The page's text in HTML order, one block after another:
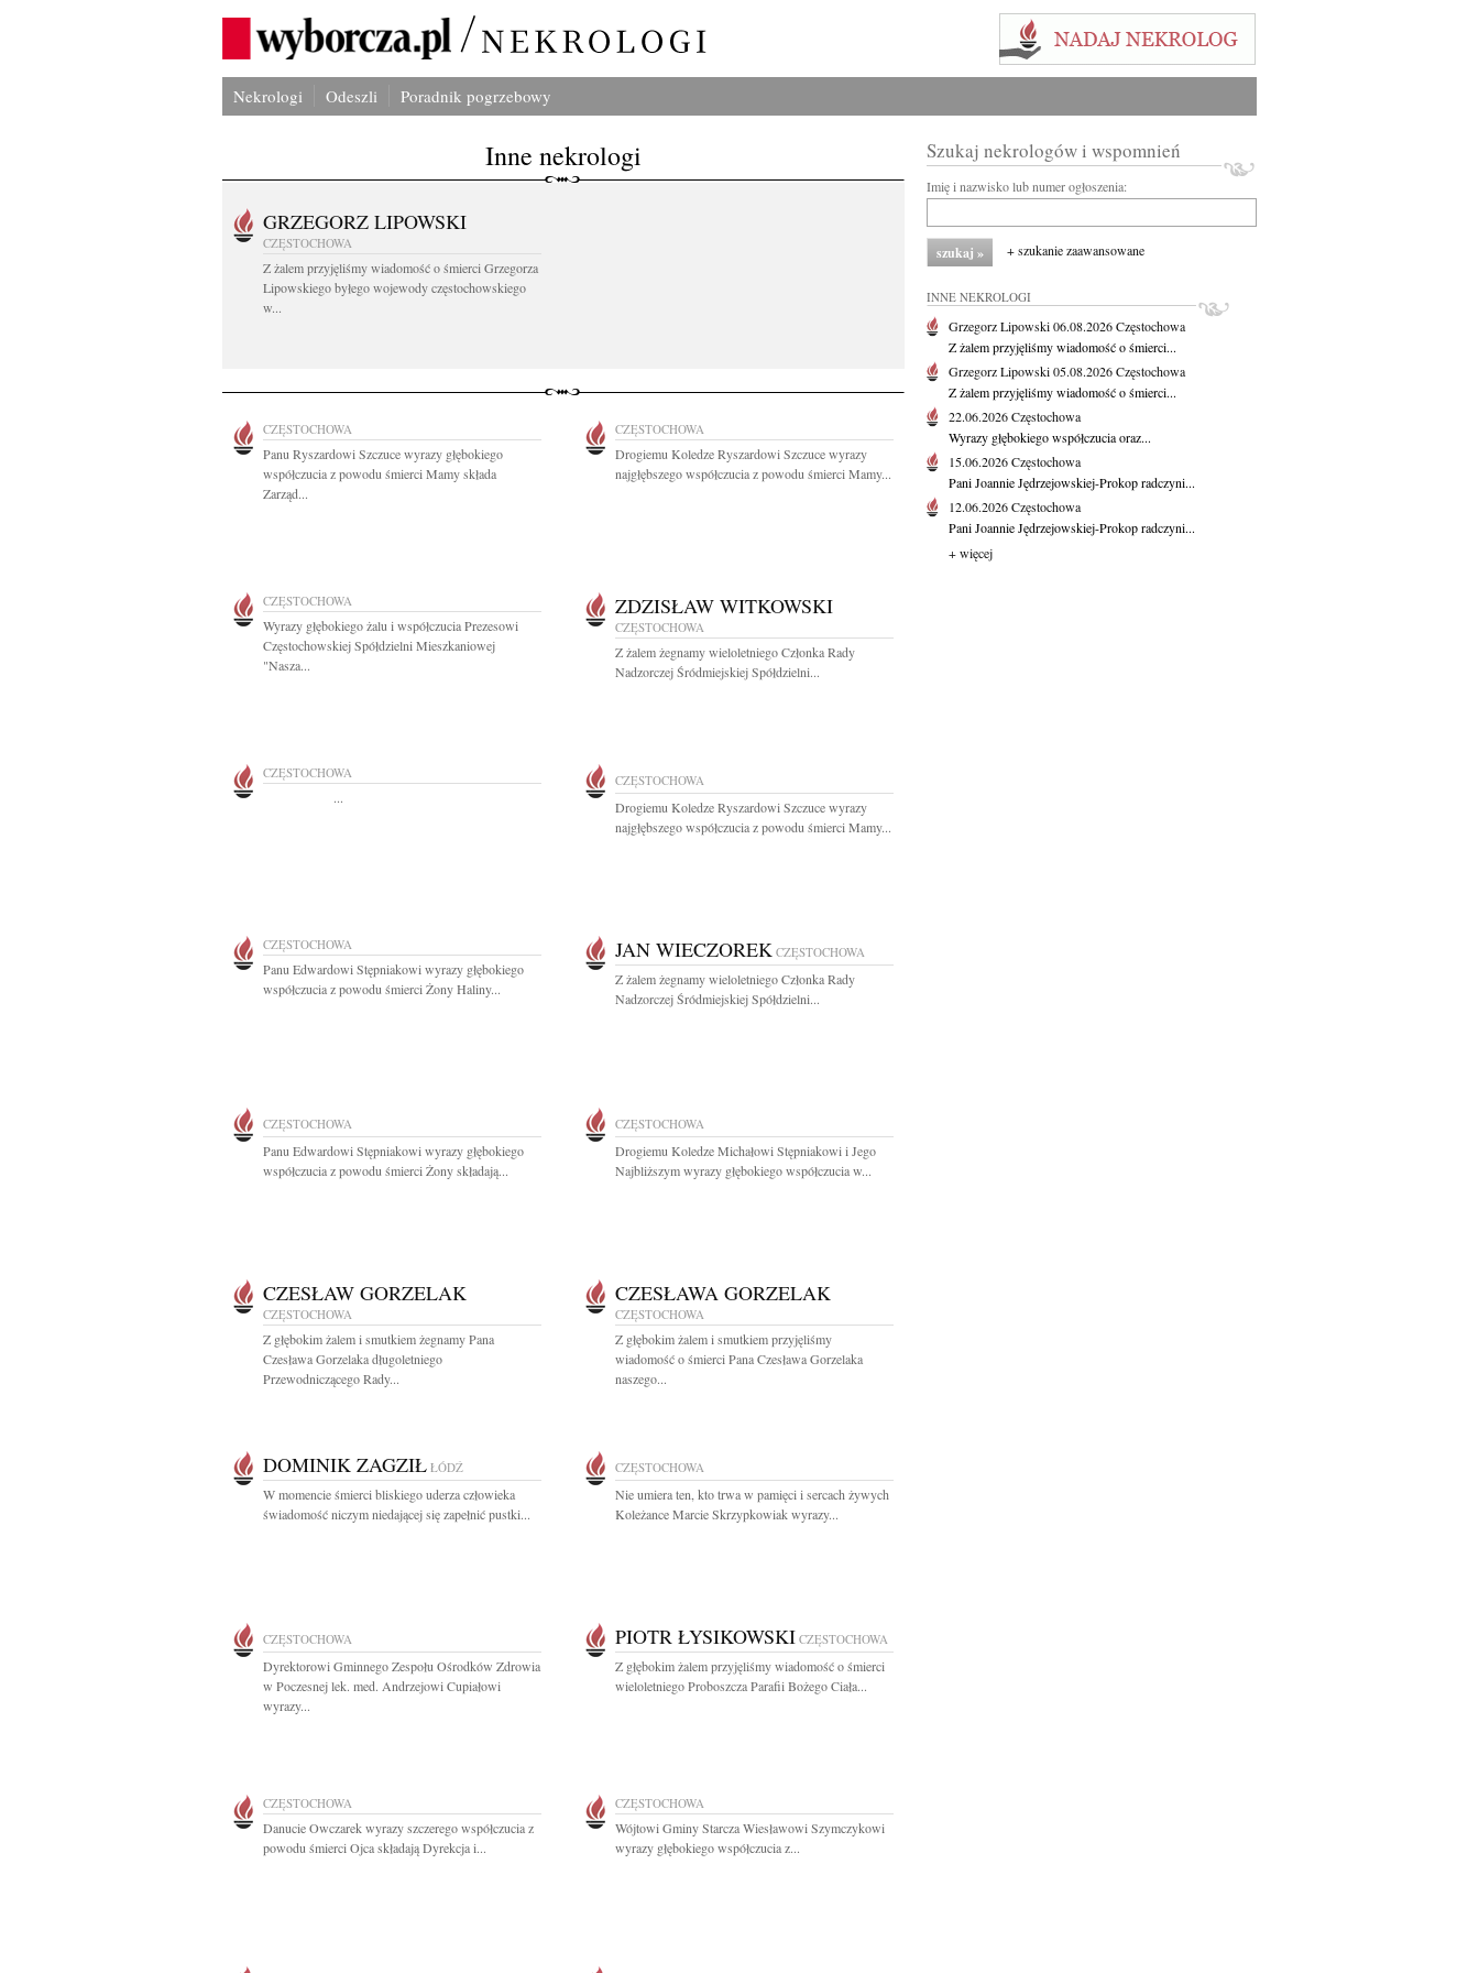
Nekrologi Odeszli Poradnik pogrzebowy
Inne nekrologi
GRZEGORZ LIPOWSKI
CZĘSTOCHOWA
Z żalem przyjęliśmy wiadomość o śmierci Grzegorza
Lipowskiego byłego wojewody częstochowskiego
w...
CZĘSTOCHOWA
Panu Ryszardowi Szczuce wyrazy głębokiego
współczucia z powodu śmierci Mamy składa
Zarząd...
CZĘSTOCHOWA
Drogiemu Koledze Ryszardowi Szczuce wyrazy
najgłębszego współczucia z powodu śmierci Mamy...
CZĘSTOCHOWA
Wyrazy głębokiego żalu i współczucia Prezesowi
Częstochowskiej Spółdzielni Mieszkaniowej
"Nasza...
ZDZISŁAW WITKOWSKI
CZĘSTOCHOWA
Z żalem żegnamy wieloletniego Członka Rady
Nadzorczej Śródmiejskiej Spółdzielni...
CZĘSTOCHOWA
...
CZĘSTOCHOWA
Drogiemu Koledze Ryszardowi Szczuce wyrazy
najgłębszego współczucia z powodu śmierci Mamy...
CZĘSTOCHOWA
Panu Edwardowi Stępniakowi wyrazy głębokiego
współczucia z powodu śmierci Żony Haliny...
JAN WIECZOREK CZĘSTOCHOWA
Z żalem żegnamy wieloletniego Członka Rady
Nadzorczej Śródmiejskiej Spółdzielni...
CZĘSTOCHOWA
Panu Edwardowi Stępniakowi wyrazy głębokiego
współczucia z powodu śmierci Żony składają...
CZĘSTOCHOWA
Drogiemu Koledze Michałowi Stępniakowi i Jego
Najbliższym wyrazy głębokiego współczucia w...
CZESŁAW GORZELAK
CZĘSTOCHOWA
Z głębokim żalem i smutkiem żegnamy Pana
Czesława Gorzelaka długoletniego
Przewodniczącego Rady...
CZESŁAWA GORZELAK
CZĘSTOCHOWA
Z głębokim żalem i smutkiem przyjęliśmy
wiadomość o śmierci Pana Czesława Gorzelaka
naszego...
DOMINIK ZAGZIŁ ŁÓDŹ
W momencie śmierci bliskiego uderza człowieka
świadomość niczym niedającej się zapełnić pustki...
CZĘSTOCHOWA
Nie umiera ten, kto trwa w pamięci i sercach żywych
Koleżance Marcie Skrzypkowiak wyrazy...
CZĘSTOCHOWA
Dyrektorowi Gminnego Zespołu Ośrodków Zdrowia
w Poczesnej lek. med. Andrzejowi Cupiałowi
wyrazy...
PIOTR ŁYSIKOWSKI CZĘSTOCHOWA
Z głębokim żalem przyjęliśmy wiadomość o śmierci
wieloletniego Proboszcza Parafii Bożego Ciała...
CZĘSTOCHOWA
Danucie Owczarek wyrazy szczerego współczucia z
powodu śmierci Ojca składają Dyrekcja i...
CZĘSTOCHOWA
Wójtowi Gminy Starcza Wiesławowi Szymczykowi
wyrazy głębokiego współczucia z...
Szukaj nekrologów i wspomnień
Imię i nazwisko lub numer ogłoszenia:
+ szukanie zaawansowane
INNE NEKROLOGI
Grzegorz Lipowski06.08.2026Częstochowa
Z żalem przyjęliśmy wiadomość o śmierci...
Grzegorz Lipowski05.08.2026Częstochowa
Z żalem przyjęliśmy wiadomość o śmierci...
22.06.2026Częstochowa
Wyrazy głębokiego współczucia oraz...
15.06.2026Częstochowa
Pani Joannie Jędrzejowskiej-Prokop radczyni...
12.06.2026Częstochowa
Pani Joannie Jędrzejowskiej-Prokop radczyni...
+ więcej